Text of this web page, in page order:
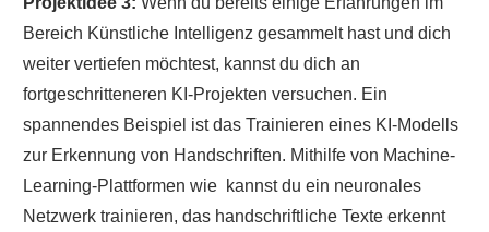
Projektidee 3: Wenn du bereits einige Erfahrungen im
Bereich Künstliche Intelligenz gesammelt hast und dich
weiter vertiefen möchtest, kannst du dich an
fortgeschritteneren KI-Projekten versuchen. Ein
spannendes Beispiel ist das Trainieren eines KI-Modells
zur Erkennung von Handschriften. Mithilfe von Machine-
Learning-Plattformen wie kannst du ein neuronales
Netzwerk trainieren, das handschriftliche Texte erkennt